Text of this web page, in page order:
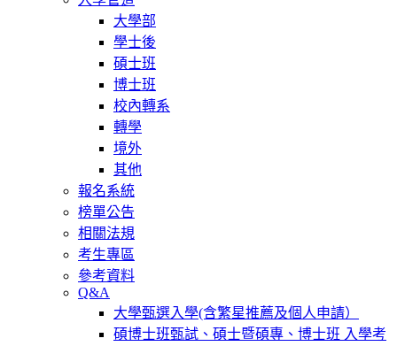
大學部
學士後
碩士班
博士班
校內轉系
轉學
境外
其他
報名系統
榜單公告
相關法規
考生專區
參考資料
Q&A
大學甄選入學(含繁星推薦及個人申請）
碩博士班甄試、碩士暨碩專、博士班 入學考